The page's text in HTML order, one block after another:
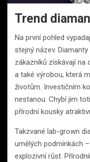
Trend
Na první pohled
stejný název.
zákazníků získávají na
a také výrobou, která
životům. Investičním
nestanou. Chybí jim
přírodní kousky
Takzvané lab-grown
umělých podmínkách
explozivní růst.